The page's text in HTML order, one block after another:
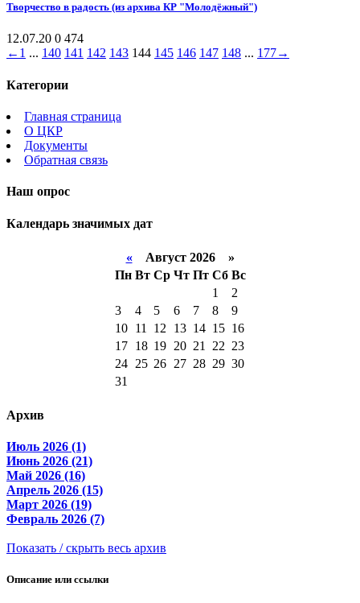
Творчество в радость (из архива КР "Молодёжный")
12.07.20 0 474
← 1 ... 140 141 142 143 144 145 146 147 148 ... 177→
Категории
Главная страница
О ЦКР
Документы
Обратная связь
Наш опрос
Календарь значимых дат
«Август 2026 »
Пн Вт Ср Чт Пт Сб Вс
1
2
3
4 5 6 7 8
9
10
11 12 13 14 15 16
17
18 19 20 21 22 23
24
25 26 27 28 29 30
31
Архив
Июль 2026 (1)
Июнь 2026 (21)
Май 2026 (16)
Апрель 2026 (15)
Март 2026 (19)
Февраль 2026 (7)
Показать / скрыть весь архив
Описание или ссылки